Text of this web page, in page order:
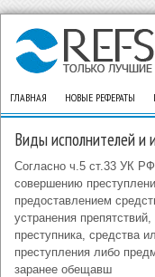
ГЛАВНАЯ НОВЫЕ РЕФЕРАТЫ
Виды исполнителей и
Согласно ч.5 ст.33 УК
совершению
предоставлением
устранения
преступника, средства
преступления либо
заранее обещавш